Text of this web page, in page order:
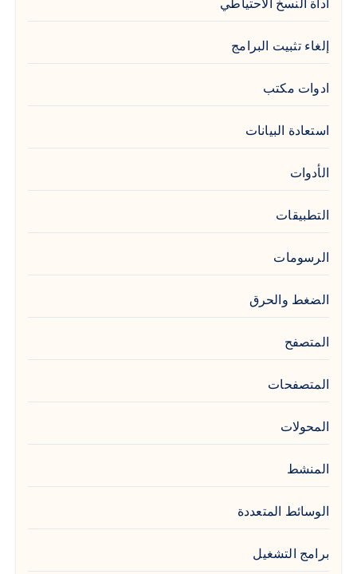
أداة النسخ الاحتياطي
إلغاء تثبيت البرامج
ادوات مكتب
استعادة البيانات
الأدوات
التطبيقات
الرسومات
الضغط والحرق
المتصفح
المتصفحات
المحولات
المنشط
الوسائط المتعددة
برامج التشغيل